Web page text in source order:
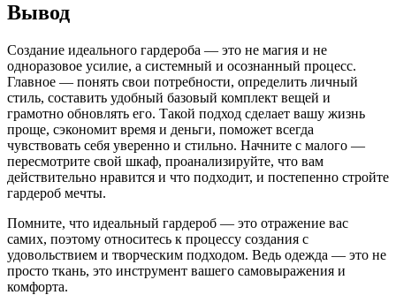
Вывод
Создание идеального гардероба — это не магия и не
одноразовое усилие, а системный и осознанный процесс.
Главное — понять свои потребности, определить личный
стиль, составить удобный базовый комплект вещей и
грамотно обновлять его. Такой подход сделает вашу жизнь
проще, сэкономит время и деньги, поможет всегда
чувствовать себя уверенно и стильно. Начните с малого —
пересмотрите свой шкаф, проанализируйте, что вам
действительно нравится и что подходит, и постепенно стройте
гардероб мечты.
Помните, что идеальный гардероб — это отражение вас
самих, поэтому относитесь к процессу создания с
удовольствием и творческим подходом. Ведь одежда — это не
просто ткань, это инструмент вашего самовыражения и
комфорта.